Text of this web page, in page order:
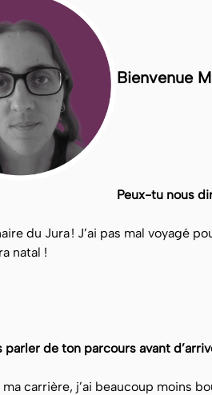
Bienvenue
Peux-tu nous
du Jura ! J’ai pas mal voyagé
natal !
parler de ton parcours avant
carrière, j’ai beaucoup moins